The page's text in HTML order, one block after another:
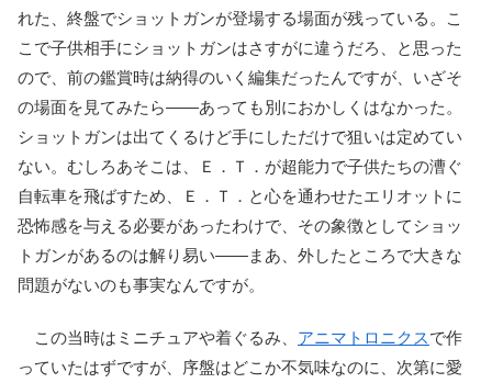
れた、終盤でショットガンが登場する場面が残っている。こ
こで子供相手にショットガンはさすがに違うだろ、と思った
ので、前の鑑賞時は納得のいく編集だったんですが、いざそ
の場面を見てみたら――あっても別におかしくはなかった。
ショットガンは出てくるけど手にしただけで狙いは定めてい
ない。むしろあそこは、Ｅ．Ｔ．が超能力で子供たちの漕ぐ
自転車を飛ばすため、Ｅ．Ｔ．と心を通わせたエリオットに
恐怖感を与える必要があったわけで、その象徴としてショッ
トガンがあるのは解り易い――まあ、外したところで大きな
問題がないのも事実なんですが。
この当時はミニチュアや着ぐるみ、 アニマトロニクスで作
っていたはずですが、序盤はどこか不気味なのに、次第に愛